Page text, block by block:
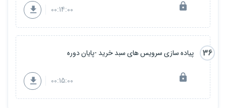
00:14:00
36 پیاده سازی سرویس های سبد خرید -پایان دوره
00:15:00